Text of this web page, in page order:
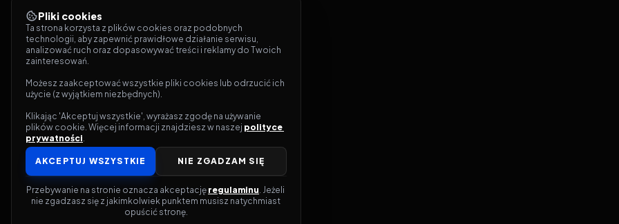
Pliki cookies
Ta strona korzysta z plików cookies oraz podobnych
technologii, aby zapewnić prawidłowe działanie serwisu,
analizować ruch oraz dopasowywać treści i reklamy do Twoich
zainteresowań.
Możesz zaakceptować wszystkie pliki cookies lub odrzucić ich
użycie (z wyjątkiem niezbędnych).
Klikając 'Akceptuj wszystkie', wyrażasz zgodę na używanie
plików cookie. Więcej informacji znajdziesz w naszej polityce
prywatności.
AKCEPTUJ WSZYSTKIE NIE ZGADZAM SIĘ
Przebywanie na stronie oznacza akceptację regulaminu. Jeżeli
nie zgadzasz się z jakimkolwiek punktem musisz natychmiast
opuścić stronę.